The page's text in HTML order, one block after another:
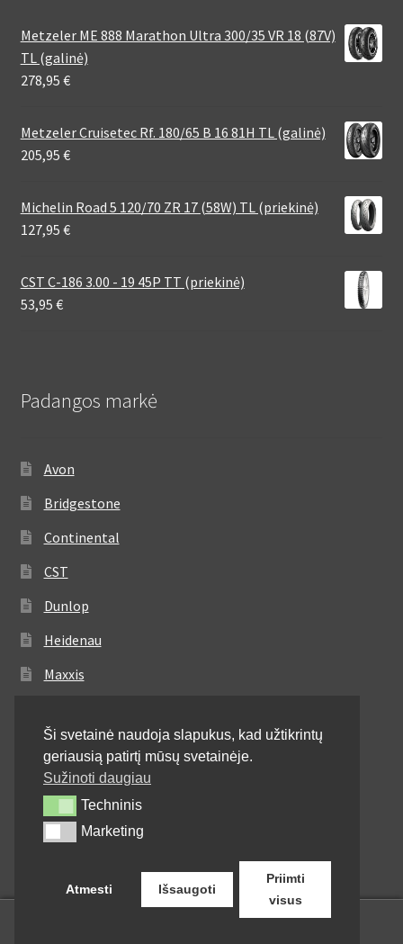
Metzeler ME 888 Marathon Ultra 300/35 VR 18 (87V)
TL (galinė)
278,95 €
Metzeler Cruisetec Rf. 180/65 B 16 81H TL (galinė)
205,95 €
Michelin Road 5 120/70 ZR 17 (58W) TL (priekinė)
127,95 €
CST C-186 3.00 - 19 45P TT (priekinė)
53,95 €
Padangos markė
Avon
Bridgestone
Continental
CST
Dunlop
Heidenau
Maxxis
Michelin
Mitas
Pirelli
Shinko
Ši svetainė naudoja slapukus, kad užtikrintų
geriausią patirtį mūsų svetainėje.
Sužinoti daugiau
TechninisTechninis
MarketingMarketing
Atmesti Išsaugoti
Priimti
visus